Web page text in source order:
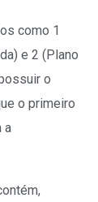
como 1
e 2 (Plano
o
o primeiro
a